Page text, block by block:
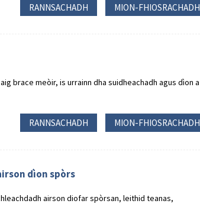
RANNSACHADH MION-FHIOSRACHADH
brace meòir, is urrainn dha suidheachadh agus dìon a
RANNSACHADH MION-FHIOSRACHADH
dìon spòrs
airson diofar spòrsan, leithid teanas,